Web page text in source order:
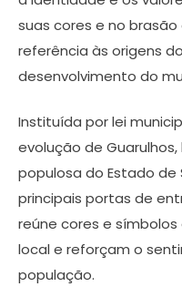
suas cores e no
referência às origens
desenvolvimento do
Instituída por lei
evolução de
populosa do Estado de
principais portas de
reúne cores e
local e reforçam o
população.